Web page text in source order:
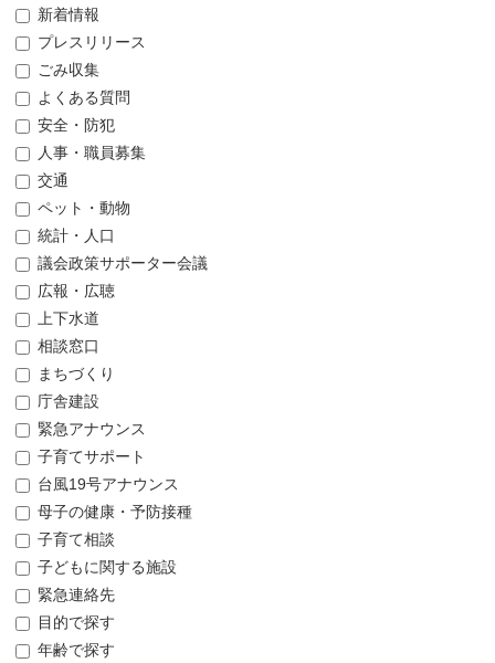
新着情報
プレスリリース
ごみ収集
よくある質問
安全・防犯
人事・職員募集
交通
ペット・動物
統計・人口
議会政策サポーター会議
広報・広聴
上下水道
相談窓口
まちづくり
庁舎建設
緊急アナウンス
子育てサポート
台風19号アナウンス
母子の健康・予防接種
子育て相談
子どもに関する施設
緊急連絡先
目的で探す
年齢で探す